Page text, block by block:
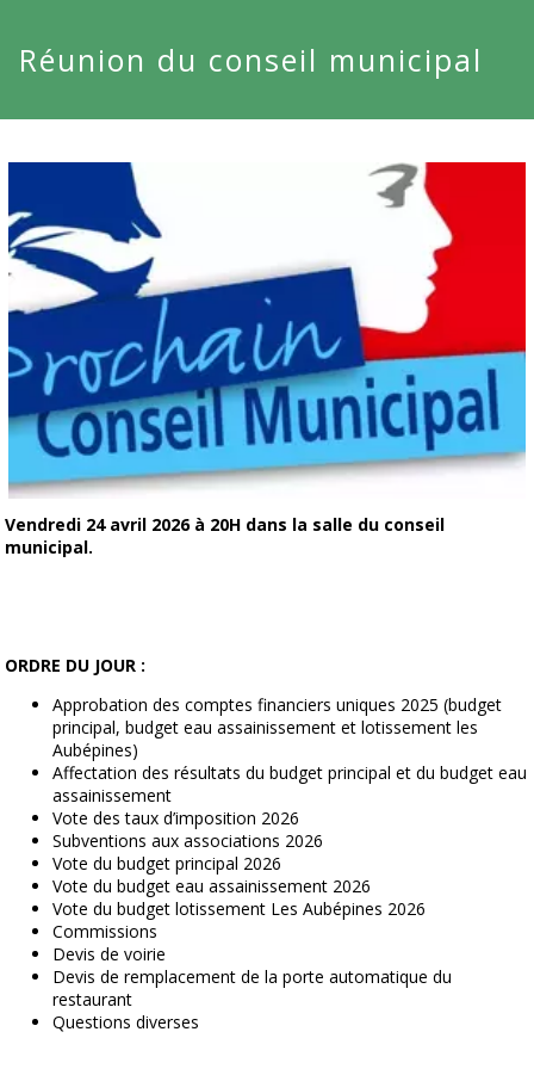
Réunion du conseil municipal
Vendredi 24 avril 2026 à 20H dans la salle du conseil
municipal.
ORDRE DU JOUR :
Approbation des comptes financiers uniques 2025 (budget
principal, budget eau assainissement et lotissement les
Aubépines)
Affectation des résultats du budget principal et du budget eau
assainissement
Vote des taux d’imposition 2026
Subventions aux associations 2026
Vote du budget principal 2026
Vote du budget eau assainissement 2026
Vote du budget lotissement Les Aubépines 2026
Commissions
Devis de voirie
Devis de remplacement de la porte automatique du
restaurant
Questions diverses